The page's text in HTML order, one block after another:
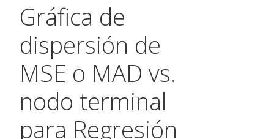
Gráfica de
dispersión de
MSE o MAD vs.
nodo terminal
para Regresión